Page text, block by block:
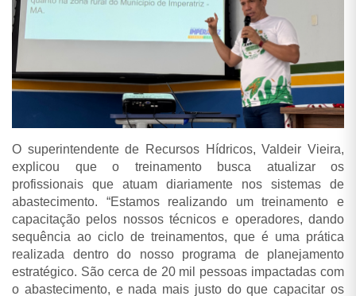
O superintendente de Recursos Hídricos, Valdeir Vieira,
explicou que o treinamento busca atualizar os
profissionais que atuam diariamente nos sistemas de
abastecimento. “Estamos realizando um treinamento e
capacitação pelos nossos técnicos e operadores, dando
sequência ao ciclo de treinamentos, que é uma prática
realizada dentro do nosso programa de planejamento
estratégico. São cerca de 20 mil pessoas impactadas com
o abastecimento, e nada mais justo do que capacitar os